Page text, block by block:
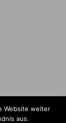
am
Website weiter
aus.